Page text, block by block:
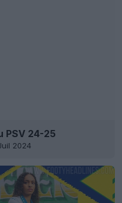
PSV 24-25
2024